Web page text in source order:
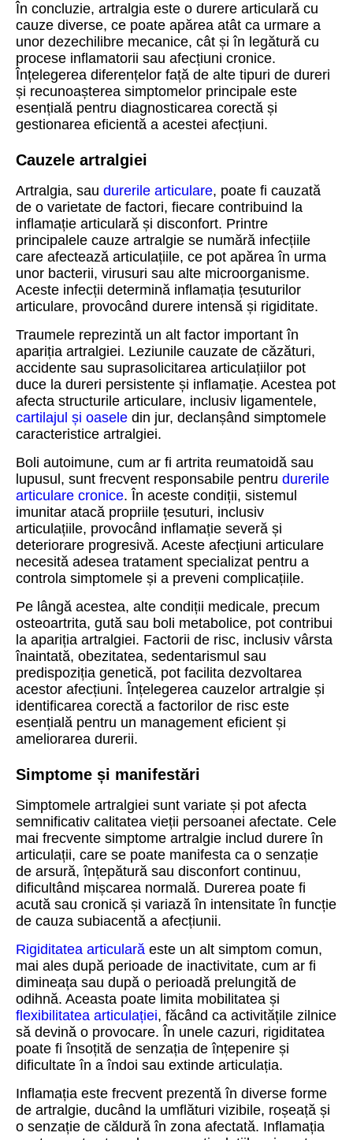
În concluzie, artralgia este o durere articulară cu
cauze diverse, ce poate apărea atât ca urmare a
unor dezechilibre mecanice, cât și în legătură cu
procese inflamatorii sau afecțiuni cronice.
Înțelegerea diferențelor față de alte tipuri de dureri
și recunoașterea simptomelor principale este
esențială pentru diagnosticarea corectă și
gestionarea eficientă a acestei afecțiuni.
Cauzele artralgiei
Artralgia, sau durerile articulare, poate fi cauzată
de o varietate de factori, fiecare contribuind la
inflamație articulară și disconfort. Printre
principalele cauze artralgie se numără infecțiile
care afectează articulațiile, ce pot apărea în urma
unor bacterii, virusuri sau alte microorganisme.
Aceste infecții determină inflamația țesuturilor
articulare, provocând durere intensă și rigiditate.
Traumele reprezintă un alt factor important în
apariția artralgiei. Leziunile cauzate de căzături,
accidente sau suprasolicitarea articulațiilor pot
duce la dureri persistente și inflamație. Acestea pot
afecta structurile articulare, inclusiv ligamentele,
cartilajul și oasele din jur, declanșând simptomele
caracteristice artralgiei.
Boli autoimune, cum ar fi artrita reumatoidă sau
lupusul, sunt frecvent responsabile pentru durerile
articulare cronice. În aceste condiții, sistemul
imunitar atacă propriile țesuturi, inclusiv
articulațiile, provocând inflamație severă și
deteriorare progresivă. Aceste afecțiuni articulare
necesită adesea tratament specializat pentru a
controla simptomele și a preveni complicațiile.
Pe lângă acestea, alte condiții medicale, precum
osteoartrita, gută sau boli metabolice, pot contribui
la apariția artralgiei. Factorii de risc, inclusiv vârsta
înaintată, obezitatea, sedentarismul sau
predispoziția genetică, pot facilita dezvoltarea
acestor afecțiuni. Înțelegerea cauzelor artralgie și
identificarea corectă a factorilor de risc este
esențială pentru un management eficient și
ameliorarea durerii.
Simptome și manifestări
Simptomele artralgiei sunt variate și pot afecta
semnificativ calitatea vieții persoanei afectate. Cele
mai frecvente simptome artralgie includ durere în
articulații, care se poate manifesta ca o senzație
de arsură, înțepătură sau disconfort continuu,
dificultând mișcarea normală. Durerea poate fi
acută sau cronică și variază în intensitate în funcție
de cauza subiacentă a afecțiunii.
Rigiditatea articulară este un alt simptom comun,
mai ales după perioade de inactivitate, cum ar fi
dimineața sau după o perioadă prelungită de
odihnă. Aceasta poate limita mobilitatea și
flexibilitatea articulației, făcând ca activitățile zilnice
să devină o provocare. În unele cazuri, rigiditatea
poate fi însoțită de senzația de înțepenire și
dificultate în a îndoi sau extinde articulația.
Inflamația este frecvent prezentă în diverse forme
de artralgie, ducând la umflături vizibile, roșeață și
o senzație de căldură în zona afectată. Inflamația